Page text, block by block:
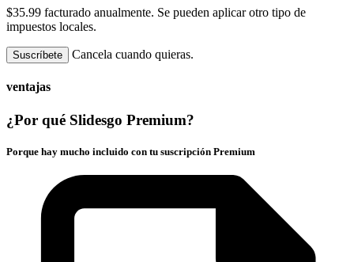
$35.99 facturado anualmente. Se pueden aplicar otro tipo de
impuestos locales.
Suscríbete Cancela cuando quieras.
ventajas
¿Por qué Slidesgo Premium?
Porque hay mucho incluido con tu suscripción Premium